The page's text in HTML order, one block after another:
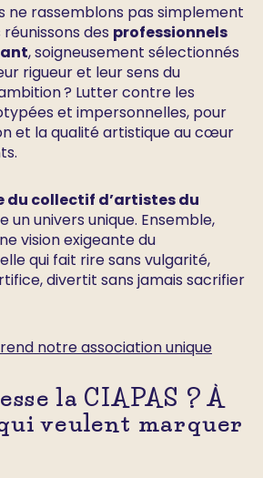
ne rassemblons pas simplement
des professionnels
, soigneusement sélectionnés
rigueur et leur sens du
? Lutter contre les
et impersonnelles, pour
et la qualité artistique au cœur
du collectif d’artistes du
un univers unique. Ensemble,
vision exigeante du
qui fait rire sans vulgarité,
divertit sans jamais sacrifier
notre association unique
la CIAPAS ? À
veulent marquer